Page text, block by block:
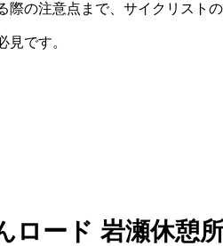
際の注意点まで、サイクリスト
見です。
ロード 岩瀬休憩